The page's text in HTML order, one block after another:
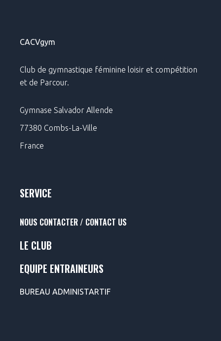
CACVgym
Club de gymnastique féminine loisir et compétition
et de Parcour.
Gymnase Salvador Allende
77380 Combs-La-Ville
France
SERVICE
NOUS CONTACTER / CONTACT US
LE CLUB
EQUIPE ENTRAINEURS
BUREAU ADMINISTARTIF